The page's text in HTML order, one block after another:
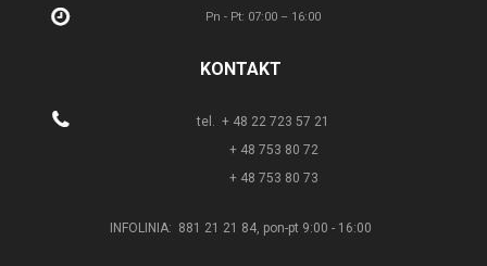
Pn - Pt: 07:00 – 16:00
KONTAKT
tel. + 48 22 723 57 21
+ 48 753 80 72
+ 48 753 80 73
INFOLINIA: 881 21 21 84, pon-pt 9:00 - 16:00